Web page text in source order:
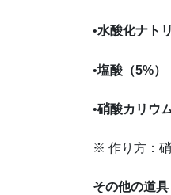
•水酸化ナト
•塩酸（5%）
•硝酸カリウ
※ 作り方：
その他の道具